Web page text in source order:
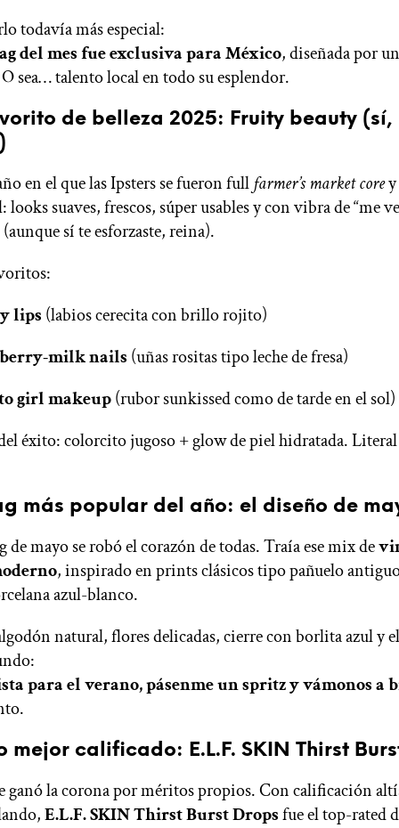
todavía más especial:
del mes fue exclusiva para México, diseñada por
sea… talento local en todo su esplendor.
de belleza 2025: Fruity beauty (sí,
en el que las Ipsters se fueron full farmer’s market corey
suaves, frescos, súper usables y con vibra de “me
sí te esforzaste, reina).
lips (labios cerecita con brillo rojito)
milk nails (uñas rositas tipo leche de fresa)
girl makeup(rubor sunkissed como de tarde en el sol)
éxito: colorcito jugoso + glow de piel hidratada. Literal
más popular del año: el diseño de
de mayo se robó el corazón de todas. Traía ese mix de
, inspirado en prints clásicos tipo pañuelo
azul-blanco.
natural, flores delicadas, cierre con borlita azul y
para el verano, pásenme un spritz y vámonos a
mejor calificado: E.L.F. SKIN Thirst
ganó la corona por méritos propios. Con calificación
E.L.F. SKIN Thirst Burst Dropsfue el top-rated